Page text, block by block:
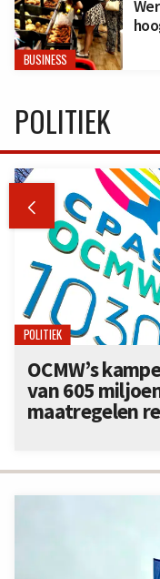
BUSINESS
POLITIEK

POLITIEK
OCMW’s
van 605
maatregelen